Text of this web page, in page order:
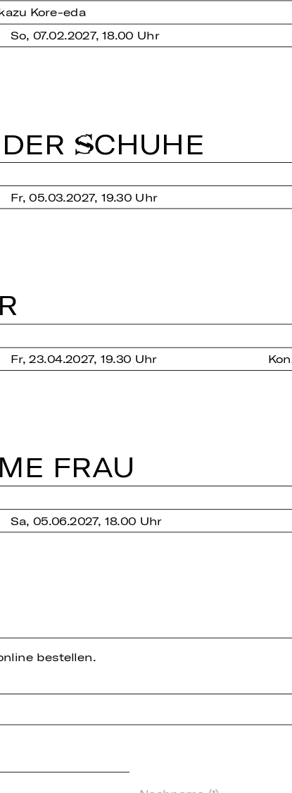
Kore-eda
So, 07.02.2027, 18.00 Uhr
SCHUHE
Fr, 05.03.2027, 19.30 Uhr
Fr, 23.04.2027, 19.30 Uhr
FRAU
Sa, 05.06.2027, 18.00 Uhr
bestellen.